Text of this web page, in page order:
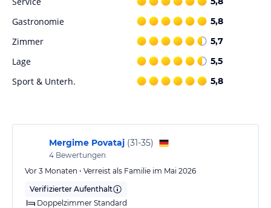
Entspannung sorgt der Wellnessbereich mit Sauna, Dampfbad,
Hammam, Schönheitssalon und Massageanwendungen. Zudem
Live-Musik und einen Nachtclub für Unterhaltung.
Gastronomie 5,8
Zimmer 5,7
Lage 5,5
Sport & Unterh. 5,8
Mergime Povataj (31-35)
4 Bewertungen
Vor 3 Monaten • Verreist als Familie im Mai 2026
Verifizierter Aufenthalt
Doppelzimmer Standard